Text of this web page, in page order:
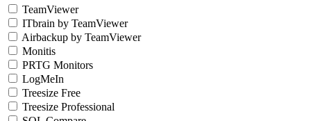
TeamViewer
ITbrain by TeamViewer
Airbackup by TeamViewer
Monitis
PRTG Monitors
LogMeIn
Treesize Free
Treesize Professional